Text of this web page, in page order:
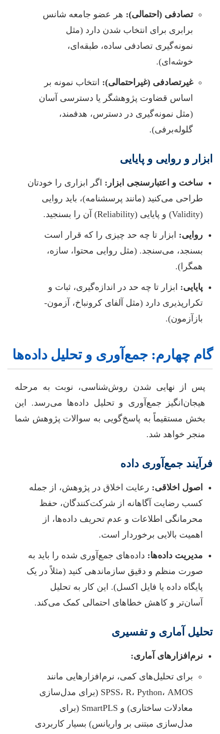
تصادفی (احتمالی): هر عضو جامعه شانس
برابری برای انتخاب شدن دارد (مثل
نمونه‌گیری تصادفی ساده، طبقه‌ای،
خوشه‌ای).
غیرتصادفی (غیراحتمالی): انتخاب نمونه بر
اساس قضاوت پژوهشگر یا دسترسی آسان
(مثل نمونه‌گیری در دسترس، هدفمند،
گلوله‌برفی).
ابزار و روایی و پایایی
ساخت و اعتبارسنجی ابزار: اگر ابزاری را خودتان
طراحی می‌کنید (مانند پرسشنامه)، باید روایی
(Validity) و پایایی (Reliability) آن را بسنجید.
روایی: ابزار تا چه حد چیزی را که قرار است
بسنجد، می‌سنجد. (مثل روایی محتوا، سازه،
همگرا).
پایایی: ابزار تا چه حد در اندازه‌گیری، ثبات و
تکرارپذیری دارد (مثل آلفای کرونباخ، آزمون-
بازآزمون).
گام چهارم: جمع‌آوری و تحلیل داده‌ها
پس از نهایی شدن روش‌شناسی، نوبت به مرحله
هیجان‌انگیز جمع‌آوری و تحلیل داده‌ها می‌رسد. این
بخش مستقیماً به پاسخ‌گویی به سوالات پژوهش شما
منجر خواهد شد.
فرآیند جمع‌آوری داده
اصول اخلاقی: رعایت اخلاق در پژوهش، از جمله
کسب رضایت آگاهانه از شرکت‌کنندگان، حفظ
محرمانگی اطلاعات و عدم تحریف داده‌ها، از
اهمیت بالایی برخوردار است.
مدیریت داده‌ها: داده‌های جمع‌آوری شده را باید به
صورت منظم و دقیق سازماندهی کنید (مثلاً در یک
پایگاه داده یا فایل اکسل). این کار به تحلیل
آسان‌تر و کاهش خطاهای احتمالی کمک می‌کند.
تحلیل آماری و تفسیری
نرم‌افزارهای آماری:
برای تحلیل‌های کمی، نرم‌افزارهایی مانند
SPSS، R، Python، AMOS (برای مدل‌سازی
معادلات ساختاری) و SmartPLS (برای
مدل‌سازی مبتنی بر واریانس) بسیار کاربردی